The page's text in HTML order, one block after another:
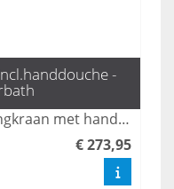
-
De Rondo opbouw badmengkraan met handdouche in mat goud biedt een stijlvolle en veelzijdige oplossing voor uw badkamer. Met drie standen zorgt deze kraan voor een comfortabele en aangepaste waterstroom, terwijl het luxe ontwerp een moderne uitstraling aan elke ruimte geeft. Geniet van zowel functionaliteit als elegantie met deze hoogwaardige mengkraan.
€ 273,95